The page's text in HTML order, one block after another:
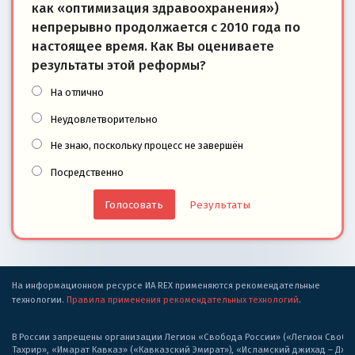
как «оптимизация здравоохранения»)
непрерывно продолжается с 2010 года по
настоящее время. Как Вы оцениваете
результаты этой реформы?
На отлично
Неудовлетворительно
Не знаю, поскольку процесс не завершён
Посредственно
Результаты
На информационном ресурсе ИА REX применяются рекомендательные
технологии. Правила применения рекомендательных технологий.
В России запрещены организации Легион «Свобода России» («Легион
Тахрир», «Имарат Кавказ» («Кавказский Эмират»), «Исламский джихад –